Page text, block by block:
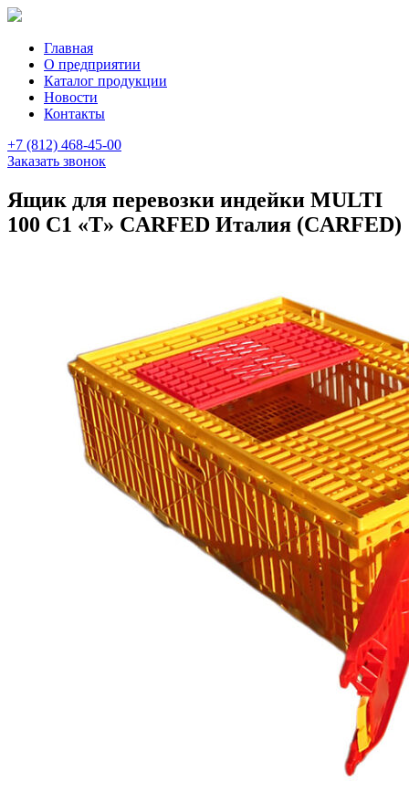
Главная
О предприятии
Каталог продукции
Новости
Контакты
+7 (812) 468-45-00
Заказать звонок
Ящик для перевозки индейки MULTI
100 С1 «T» CARFED Италия (CARFED)